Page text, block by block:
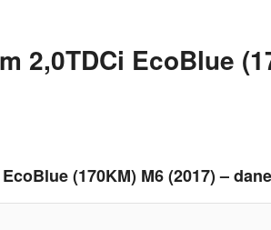
2,0TDCi EcoBlue
(170KM) M6 (2017) –